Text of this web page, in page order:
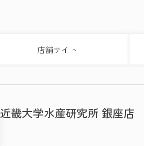
店舗サイト
近畿大学水産研究所 銀座店